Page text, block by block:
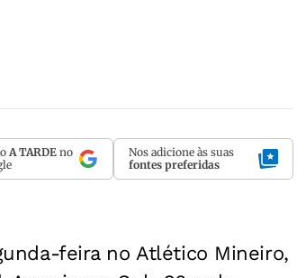
A TARDE no
Nos adicione às suas
fontes preferidas
feira no Atlético Mineiro,